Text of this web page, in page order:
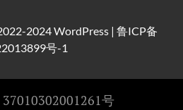
2024WordPress | 鲁ICP备
号-1
号